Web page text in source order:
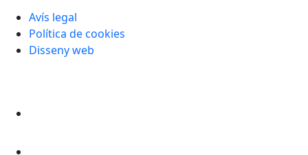
Avís legal
Política de cookies
Disseny web